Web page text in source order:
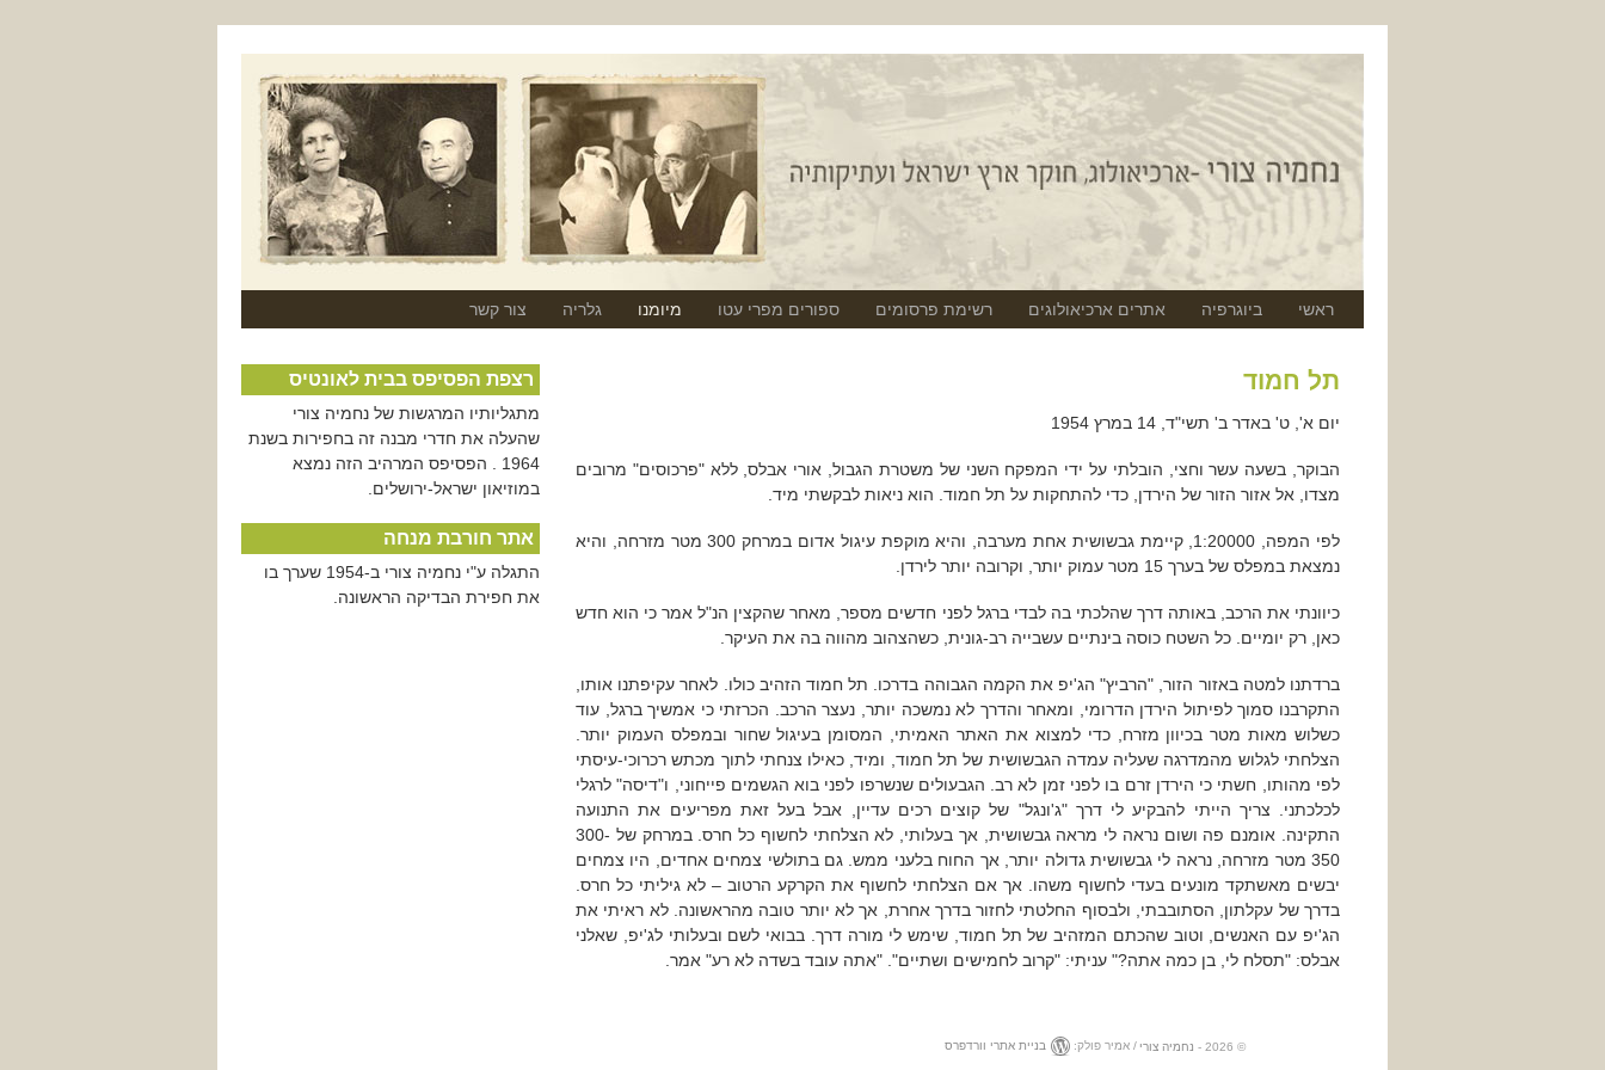
ראשי ביוגרפיה אתרים ארכיאולוגים רשימת פרסומים ספורים מפרי עטו מיומנו גלריה צור קשר
תל חמוד
יום א', ט' באדר ב' תשי"ד, 14 במרץ 1954
הבוקר, בשעה עשר וחצי, הובלתי על ידי המפקח השני של משטרת הגבול, אורי אבלס, ללא "פרכוסים" מרובים
מצדו, אל אזור הזור של הירדן, כדי להתחקות על תל חמוד. הוא ניאות לבקשתי מיד.
לפי המפה, 1:20000, קיימת גבשושית אחת מערבה, והיא מוקפת עיגול אדום במרחק 300 מטר מזרחה, והיא
נמצאת במפלס של בערך 15 מטר עמוק יותר, וקרובה יותר לירדן.
כיוונתי את הרכב, באותה דרך שהלכתי בה לבדי ברגל לפני חדשים מספר, מאחר שהקצין הנ"ל אמר כי הוא חדש
כאן, רק יומיים. כל השטח כוסה בינתיים עשבייה רב-גונית, כשהצהוב מהווה בה את העיקר.
ברדתנו למטה באזור הזור, "הרביץ" הג'יפ את הקמה הגבוהה בדרכו. תל חמוד הזהיב כולו. לאחר עקיפתנו אותו,
התקרבנו סמוך לפיתול הירדן הדרומי, ומאחר והדרך לא נמשכה יותר, נעצר הרכב. הכרזתי כי אמשיך ברגל, עוד
כשלוש מאות מטר בכיוון מזרח, כדי למצוא את האתר האמיתי, המסומן בעיגול שחור ובמפלס העמוק יותר.
הצלחתי לגלוש מהמדרגה שעליה עמדה הגבשושית של תל חמוד, ומיד, כאילו צנחתי לתוך מכתש רכרוכי-עיסתי
לפי מהותו, חשתי כי הירדן זרם בו לפני זמן לא רב. הגבעולים שנשרפו לפני בוא הגשמים פייחוני, ו"דיסה" לרגלי
לכלכתני. צריך הייתי להבקיע לי דרך "ג'ונגל" של קוצים רכים עדיין, אבל בעל זאת מפריעים את התנועה
התקינה. אומנם פה ושום נראה לי מראה גבשושית, אך בעלותי, לא הצלחתי לחשוף כל חרס. במרחק של 300-
350 מטר מזרחה, נראה לי גבשושית גדולה יותר, אך החוח בלעני ממש. גם בתולשי צמחים אחדים, היו צמחים
יבשים מאשתקד מונעים בעדי לחשוף משהו. אך אם הצלחתי לחשוף את הקרקע הרטוב – לא גיליתי כל חרס.
בדרך של עקלתון, הסתובבתי, ולבסוף החלטתי לחזור בדרך אחרת, אך לא יותר טובה מהראשונה. לא ראיתי את
הג'יפ עם האנשים, וטוב שהכתם המזהיב של תל חמוד, שימש לי מורה דרך. בבואי לשם ובעלותי לג'יפ, שאלני
אבלס: "תסלח לי, בן כמה אתה?" עניתי: "קרוב לחמישים ושתיים". "אתה עובד בשדה לא רע" אמר.
רצפת הפסיפס בבית לאונטיס
מתגליותיו המרגשות של נחמיה צורי
שהעלה את חדרי מבנה זה בחפירות בשנת
1964 . הפסיפס המרהיב הזה נמצא
במוזיאון ישראל-ירושלים.
אתר חורבת מנחה
התגלה ע"י נחמיה צורי ב-1954 שערך בו
את חפירת הבדיקה הראשונה.
© 2026 - נחמיה צורי / אמיר פולק: בניית אתרי וורדפרס